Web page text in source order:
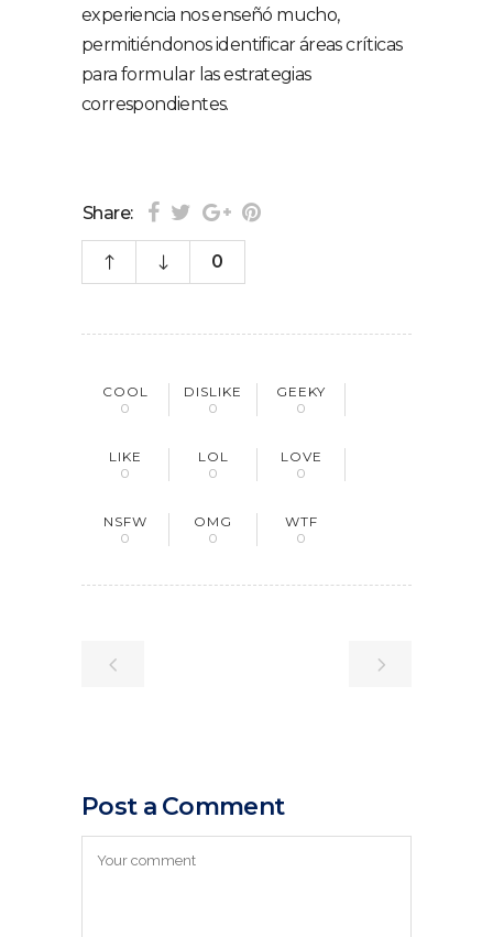
experiencia nos enseñó mucho,
permitiéndonos identificar áreas críticas
para formular las estrategias
correspondientes.
Share:
0
COOL
0
DISLIKE
0
GEEKY
0
LIKE
0
LOL
0
LOVE
0
NSFW
0
OMG
0
WTF
0
Post a Comment